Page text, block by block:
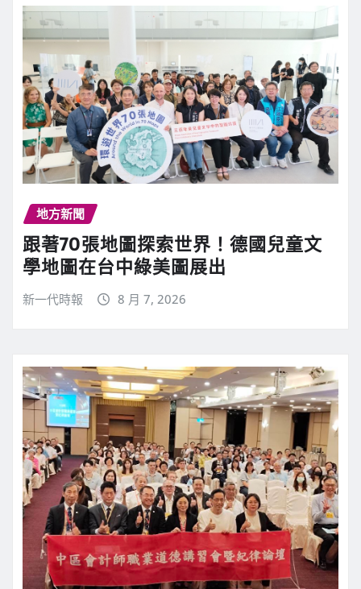
地方新聞
跟著70張地圖探索世界！德國兒童文
學地圖在台中綠美圖展出
新一代時報 8 月 7, 2026